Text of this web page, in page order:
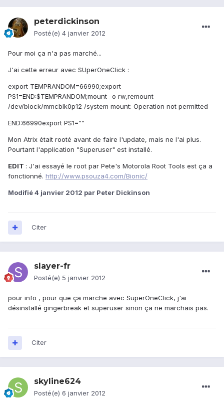
peterdickinson
Posté(e) 4 janvier 2012
Pour moi ça n'a pas marché...
J'ai cette erreur avec SUperOneClick :
export TEMPRANDOM=66990;export
PS1=END:$TEMPRANDOM;mount -o rw,remount
/dev/block/mmcblk0p12 /system mount: Operation not permitted
END:66990export PS1=""
Mon Atrix était rooté avant de faire l'update, mais ne l'ai plus.
Pourtant l'application "Superuser" est installé.
EDIT : J'ai essayé le root par Pete's Motorola Root Tools est ça a
fonctionné. http://www.psouza4.com/Bionic/
Modifié4 janvier 2012 par Peter Dickinson
Citer
slayer-fr
Posté(e) 5 janvier 2012
pour info , pour que ça marche avec SuperOneClick, j'ai
désinstallé gingerbreak et superuser sinon ça ne marchais pas.
Citer
skyline624
Posté(e) 6 janvier 2012